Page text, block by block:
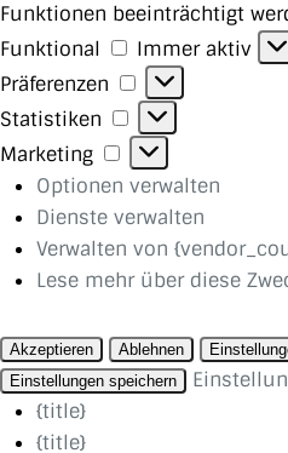
Funktionen beeinträchtigt
Funktional
Funktional
Immer aktiv
Präferenzen
Präferenzen
Statistiken
Statistiken
Marketing
Marketing
Optionen verwalten
Dienste verwalten
Verwalten von
Lese mehr über diese
Akzeptieren Ablehnen
Einstellungen speichern
{title}
{title}